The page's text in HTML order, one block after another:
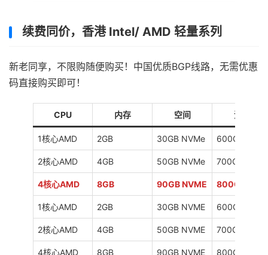
续费同价，香港 Intel/ AMD 轻量系列
新老同享，不限购随便购买！中国优质BGP线路，无需优惠
码直接购买即可！
CPU 内存 空间 流量
1核心AMD 2GB 30GB NVMe 600GB
2核心AMD 4GB 50GB NVMe 700GB
4核心AMD 8GB 90GB NVME 800GB
1核心AMD 2GB 30GB NVME 600GB
2核心AMD 4GB 50GB NVME 700GB
4核心AMD 8GB 90GB NVME 800GB